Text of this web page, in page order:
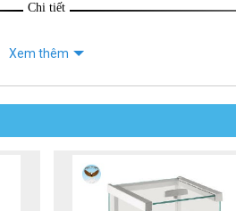
Chi tiết
Xem thêm